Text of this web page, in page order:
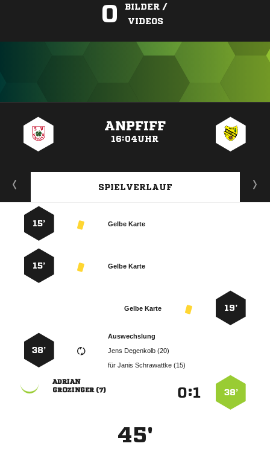
0
BILDER /
VIDEOS
ANPFIFF
16:04UHR
SPIELVERLAUF
Gelbe Karte
15’
Gelbe Karte
15’
19’
Gelbe Karte
Auswechslung
  
für  
38’
38’
:

 
45'